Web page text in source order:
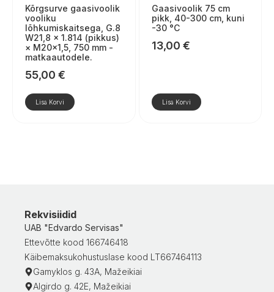
Kõrgsurve gaasivoolik
vooliku
lõhkumiskaitsega, G.8
W21,8 × 1.814 (pikkus)
× M20×1,5, 750 mm -
matkaautodele.
55,00 €
Lisa Korvi
Gaasivoolik 75 cm
pikk, 40-300 cm, kuni
-30 °C
13,00 €
Lisa Korvi
Rekvisiidid
UAB "Edvardo Servisas"
Ettevõtte kood 166746418
Käibemaksukohustuslase kood LT667464113
Gamyklos g. 43A, Mažeikiai
Algirdo g. 42E, Mažeikiai